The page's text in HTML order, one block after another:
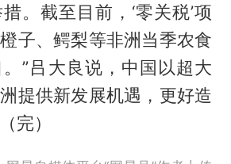
。截至目前，‘零关税’项
子、鳄梨等非洲当季农食
”吕大良说，中国以超大
提供新发展机遇，更好造
完）